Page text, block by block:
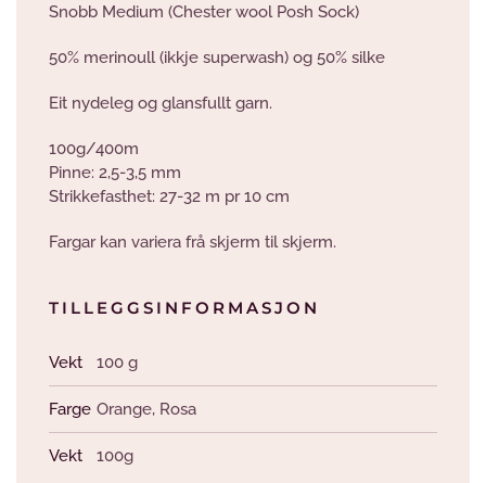
Snobb Medium (Chester wool Posh Sock)
50% merinoull (ikkje superwash) og 50% silke
Eit nydeleg og glansfullt garn.
100g/400m
Pinne: 2,5-3,5 mm
Strikkefasthet: 27-32 m pr 10 cm
Fargar kan variera frå skjerm til skjerm.
TILLEGGSINFORMASJON
Vekt 100 g
Farge Orange, Rosa
Vekt 100g